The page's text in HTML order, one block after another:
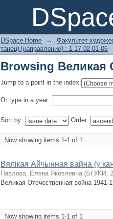
Browsing Великая
DSpace Home → Факультет
танец) [направление] : 1-17 02 01-06
Browsing Великая
Jump to a point in the index:
Or type in a year:
Sort by: Order:
Now showing items 1-1 of 1
Вялікая Айчынная вайна (у
Павлова, Елена Яковлевна (БГУКИ,
Великая Отечественная война 1941-
Now showing items 1-1 of 1